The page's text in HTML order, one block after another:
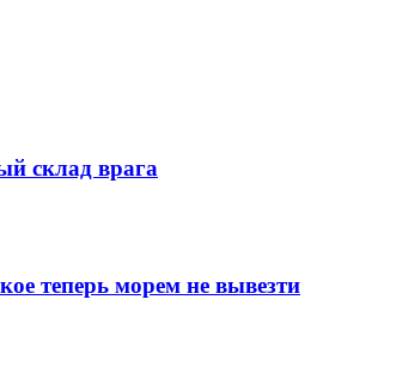
склад врага
теперь морем не вывезти